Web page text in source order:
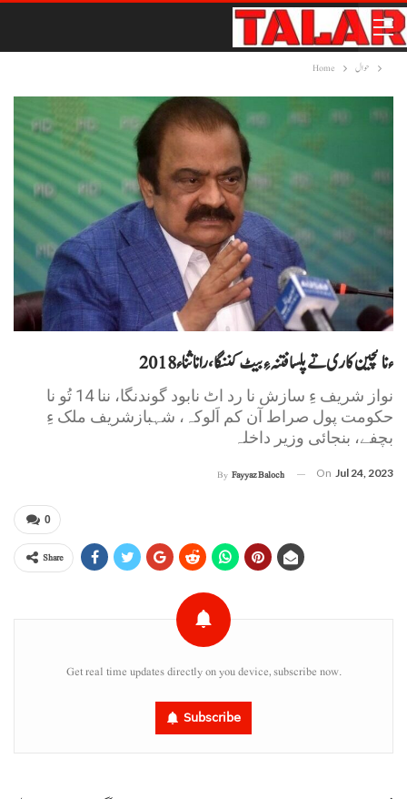
Home حوال
2018ء نا گچین کاری تے پلسا فتنہ ءِ بیٹ کننگا، رانا ثناء
نواز شریف ءِ سازش نا رد اٹ نابود گوندنگا، ننا 14 تُو نا
حکومت پول صراط آن کم اَلوکہ، شہبازشریف ملک ءِ
بچفے، بنجائی وزیر داخلہ
By Fayyaz Baloch On Jul 24, 2023
0
Share
Get real time updates directly on you device, subscribe now.
Subscribe